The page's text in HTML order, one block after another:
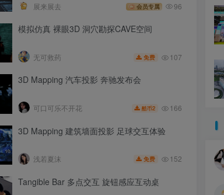
展来展去 会员专属 96
模拟仿真 裸眼3D 洞穴勘探CAVE空间
无可救药 免费 107
3D Mapping 汽车投影 奔驰发布会
可口可乐不开花 酷币2 166
3D Mapping 建筑墙面投影 足球交互体验
浅若夏沫 免费 152
Tangible Bar 多点交互 旋钮感应互动桌